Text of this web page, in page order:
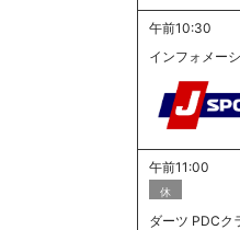
午前10:30
インフォメー
午前11:00
休
ダーツ PDCク